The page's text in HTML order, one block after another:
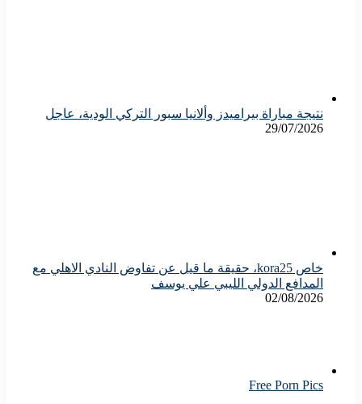
نتيجة مباراة بيراميدز وألانيا سبور التركي الودية، عاجل
29/07/2026
خاص kora25، حقيقة ما قيل عن تفاوض النادي الاهلي مع
المدافع الدولي الليبي علي يوسف
02/08/2026
Free Porn Pics